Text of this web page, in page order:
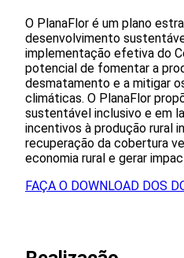
O PlanaFlor é um plano
desenvolvimento
implementação efetiva do
potencial de fomentar a
desmatamento e a mitigar
climáticas. O PlanaFlor
sustentável inclusivo e em
incentivos à produção rural
recuperação da cobertura
economia rural e gerar
FAÇA O DOWNLOAD DOS